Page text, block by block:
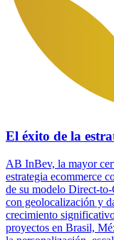
El éxito de la
AB InBev, la mayor
estrategia ecommerce
de su modelo Direct-
con geolocalización y
crecimiento
proyectos en Brasil,